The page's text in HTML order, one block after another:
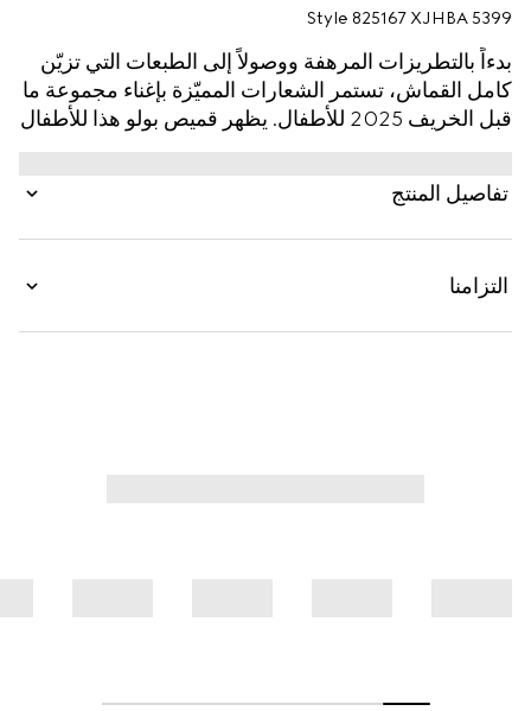
Style ‎825167 XJHBA 5399
بدءاً بالتطريزات المرهفة ووصولاً إلى الطبعات التي تزيّن
كامل القماش، تستمر الشعارات المميّزة بإغناء مجموعة ما
قبل الخريف 2025 للأطفال. يظهر قميص بولو هذا للأطفال
تفاصيل المنتج
التزامنا